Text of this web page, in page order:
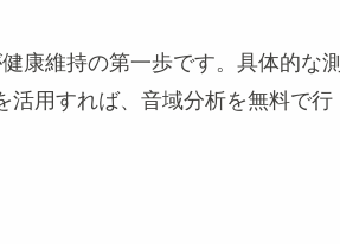
康維持の第一歩です。具体的な測
活用すれば、音域分析を無料で行